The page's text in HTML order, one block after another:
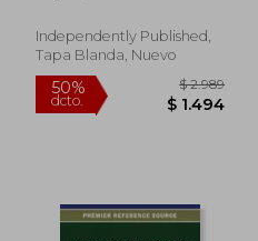
Independently Published,
Tapa Blanda, Nuevo